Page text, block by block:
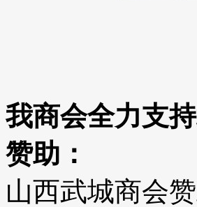
我商会全力支
赞助：
山西武城商会